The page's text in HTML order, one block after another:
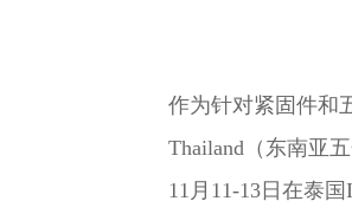
作为针对紧固件和
Thailand（东南亚
11月11-13日在泰